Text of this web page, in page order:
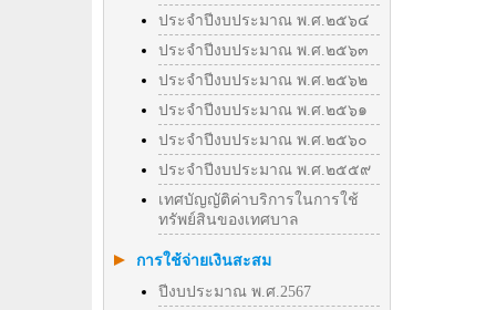
ประจำปีงบประมาณ พ.ศ.๒๕๖๔
ประจำปีงบประมาณ พ.ศ.๒๕๖๓
ประจำปีงบประมาณ พ.ศ.๒๕๖๒
ประจำปีงบประมาณ พ.ศ.๒๕๖๑
ประจำปีงบประมาณ พ.ศ.๒๕๖๐
ประจำปีงบประมาณ พ.ศ.๒๕๕๙
เทศบัญญัติค่าบริการในการใช้
ทรัพย์สินของเทศบาล
การใช้จ่ายเงินสะสม
ปีงบประมาณ พ.ศ.2567